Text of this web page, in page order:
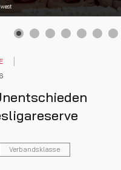
Verbandsklasse